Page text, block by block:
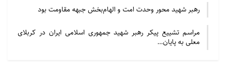
رهبر شهید محور وحدت امت و الهام‌بخش جبهه مقاومت بود
مراسم تشییع پیکر رهبر شهید جمهوری اسلامی ایران در کربلای
معلی به پایان…